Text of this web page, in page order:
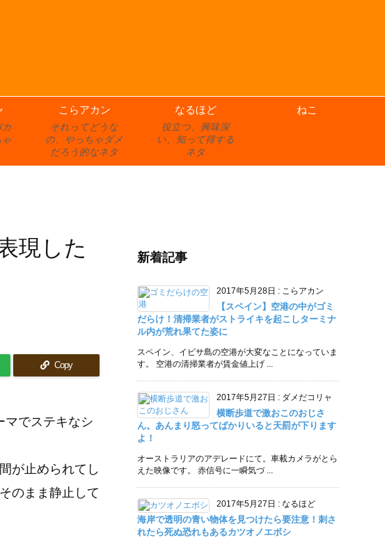
カ
ゃ
こらアカン
それってどうな
の、やっちゃダメ
だろう的なネタ
なるほど
役立つ、興味深
い、知って得する
ネタ
ねこ
現した
Copy
マでステキなシ
が止められてし
のまま静止して
新着記事
2017年5月28日 : こらアカン
【スペイン】空港の中がゴミ
だらけ！清掃業者がストライキを起こしターミナ
ル内が荒れ果てた姿に
スペイン、イビサ島の空港が大変なことになっていま
す。 空港の清掃業者が賃金値上げ ...
2017年5月27日 : ダメだコリャ
横断歩道で激おこのおじさ
ん。あんまり怒ってばかりいると天罰が下ります
よ！
オーストラリアのアデレードにて。車載カメラがとら
えた映像です。 赤信号に一瞬気づ ...
2017年5月27日 : なるほど
海岸で透明の青い物体を見つけたら要注意！刺さ
れたら死ぬ恐れもあるカツオノエボシ